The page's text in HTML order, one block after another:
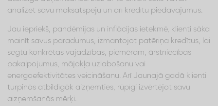
analizēt savu maksātspēju un arī kredītu piedāvājumus.
Jau iepriekš, pandēmijas un inflācijas ietekmē, klienti sāka
mainīt savus paradumus, izmantojot patēriņa kredītus, lai
segtu konkrētas vajadzības, piemēram, ārstniecības
pakalpojumus, mājokļa uzlabošanu vai
energoefektivitātes veicināšanu. Arī Jaunajā gadā klienti
turpinās atbildīgāk aizņemties, rūpīgi izvērtējot savu
aizņemšanās mērķi.